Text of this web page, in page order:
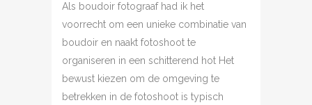
Als boudoir fotograaf had ik het
voorrecht om een unieke combinatie van
boudoir en naakt fotoshoot te
organiseren in een schitterend hot Het
bewust kiezen om de omgeving te
betrekken in de fotoshoot is typisch